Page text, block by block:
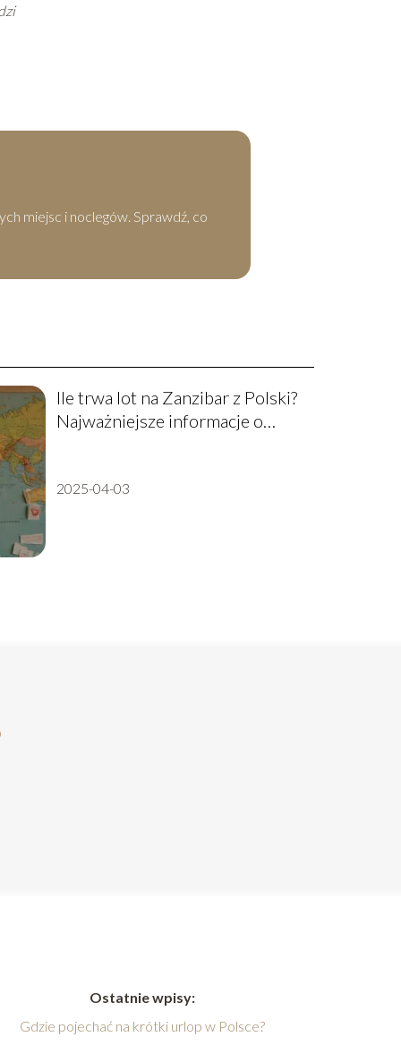
miejsc i noclegów. Sprawdź, co
Ile trwa lot na Zanzibar z Polski?
Najważniejsze informacje o
2025-04-03
Ostatnie wpisy:
Gdzie pojechać na krótki urlop w Polsce?